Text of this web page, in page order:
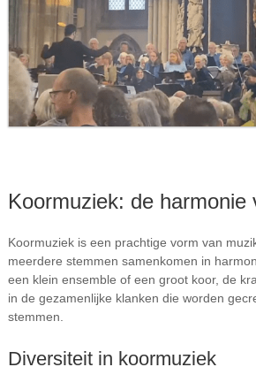
Koormuziek: de harmonie
Koormuziek is een prachtige vorm van
meerdere stemmen samenkomen in
een klein ensemble of een groot koor, de
in de gezamenlijke klanken die worden
stemmen.
Diversiteit in koormuziek